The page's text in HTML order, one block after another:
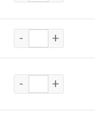
- +
- +